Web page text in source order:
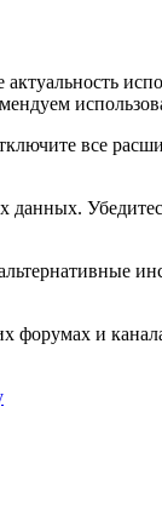
актуальность
все
и